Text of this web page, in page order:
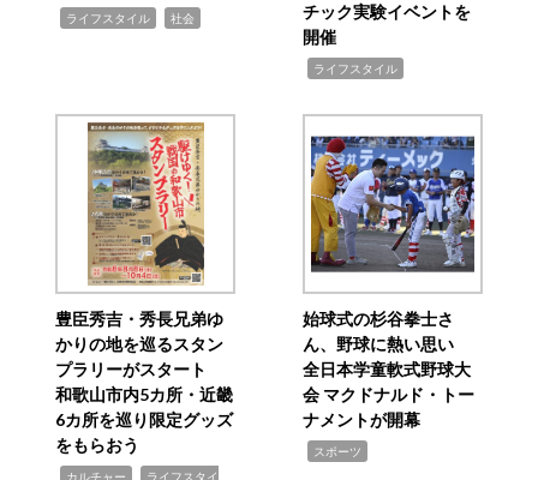
ライフスタイル 社会
チック実験イベントを
開催
ライフスタイル
豊臣秀吉・秀長兄弟ゆ
かりの地を巡るスタン
プラリーがスタート
和歌山市内5カ所・近畿
6カ所を巡り限定グッズ
をもらおう
カルチャー ライフスタイ
始球式の杉谷拳士さ
ん、野球に熱い思い
全日本学童軟式野球大
会 マクドナルド・トー
ナメントが開幕
スポーツ